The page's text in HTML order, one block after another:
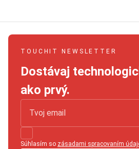
TOUCHIT NEWSLETTER
Dostávaj
ako prvý.
Súhlasím so zásadami spracovaním